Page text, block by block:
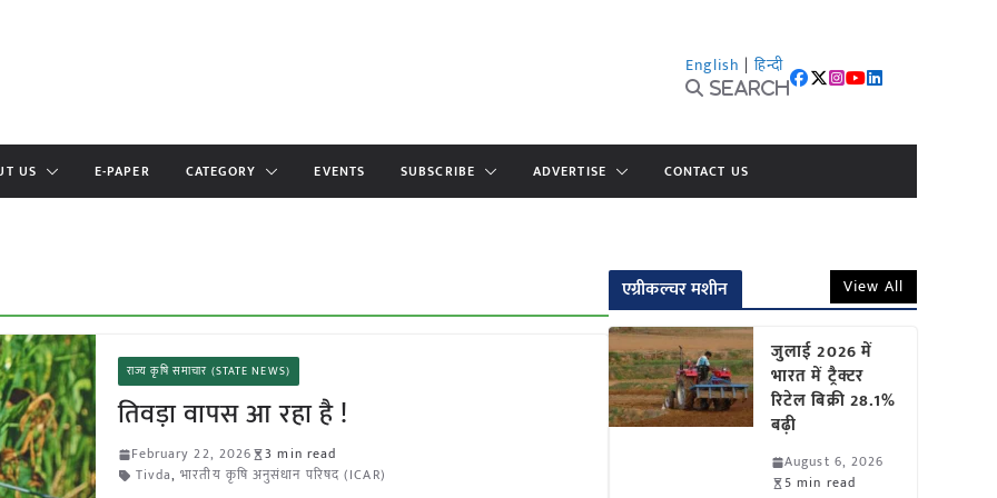
English | हिन्दी
Search
US E-PAPER CATEGORY EVENTS SUBSCRIBE ADVERTISE CONTACT US
राज्य कृषि समाचार (STATE NEWS)
तिवड़ा वापस आ रहा है !
February 22, 2026
3 min read
Tivda,भारतीय कृषि अनुसंधान परिषद (ICAR)
एग्रीकल्चर मशीन View All
जुलाई 2026 में
भारत में ट्रैक्टर
रिटेल बिक्री 28.1%
बढ़ी
August 6, 2026
5 min read